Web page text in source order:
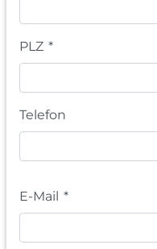
PLZ *
Telefon
E-Mail *